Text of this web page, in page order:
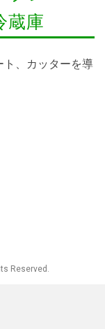
蔵庫
ト、カッターを導
Reserved.